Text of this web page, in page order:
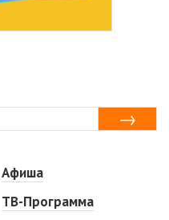
Афиша
ТВ-Программа